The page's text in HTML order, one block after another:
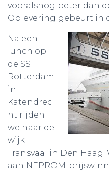
vooralsnog beter dan
Oplevering gebeurt in
Na een
lunch op
de SS
Rotterdam
in
Katendrec
ht rijden
we naar de
wijk
Transvaal in Den
aan NEPROM-